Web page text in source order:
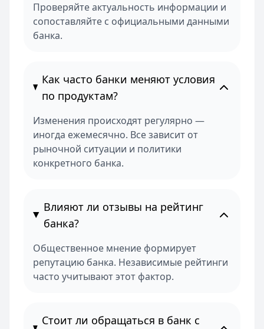
Проверяйте актуальность информации и
сопоставляйте с официальными данными
банка.
Как часто банки меняют условия
по продуктам?
Изменения происходят регулярно —
иногда ежемесячно. Все зависит от
рыночной ситуации и политики
конкретного банка.
Влияют ли отзывы на рейтинг
банка?
Общественное мнение формирует
репутацию банка. Независимые рейтинги
часто учитывают этот фактор.
Стоит ли обращаться в банк с